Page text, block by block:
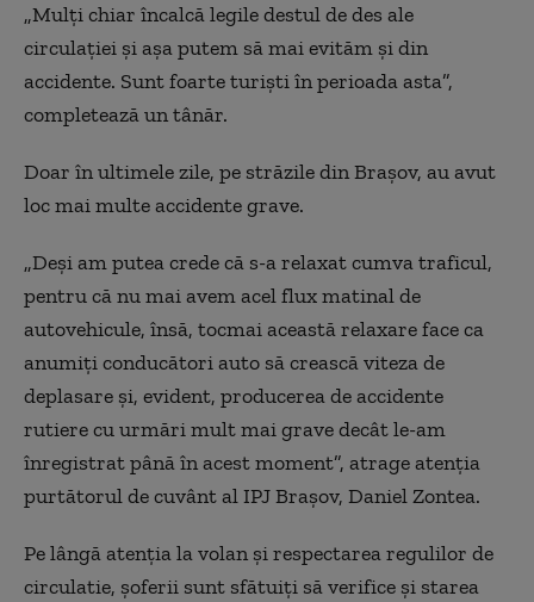
„Mulți chiar încalcă legile destul de des ale
circulației și așa putem să mai evităm și din
accidente. Sunt foarte turiști în perioada asta”,
completează un tânăr.
Doar în ultimele zile, pe străzile din Brașov, au avut
loc mai multe accidente grave.
„Deși am putea crede că s-a relaxat cumva traficul,
pentru că nu mai avem acel flux matinal de
autovehicule, însă, tocmai această relaxare face ca
anumiți conducători auto să crească viteza de
deplasare și, evident, producerea de accidente
rutiere cu urmări mult mai grave decât le-am
înregistrat până în acest moment”, atrage atenția
purtătorul de cuvânt al IPJ Brașov, Daniel Zontea.
Pe lângă atenția la volan și respectarea regulilor de
circulatie, șoferii sunt sfătuiți să verifice și starea